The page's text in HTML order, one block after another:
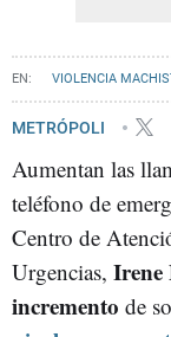
VIOLENCIA
METRÓPOLI
Aumentan las
teléfono de
Centro de
Urgencias, Irene
incremento de